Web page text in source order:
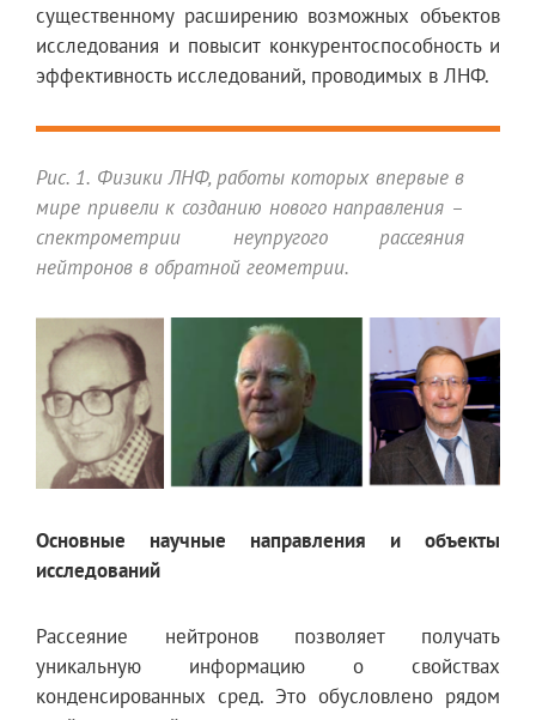
существенному расширению возможных объектов
исследования и повысит конкурентоспособность и
эффективность исследований, проводимых в ЛНФ.
Рис. 1. Физики ЛНФ, работы которых впервые в
мире привели к созданию нового направления –
спектрометрии неупругого рассеяния
нейтронов в обратной геометрии.
Основные научные направления и объекты
исследований
Рассеяние нейтронов позволяет получать
уникальную информацию о свойствах
конденсированных сред. Это обусловлено рядом